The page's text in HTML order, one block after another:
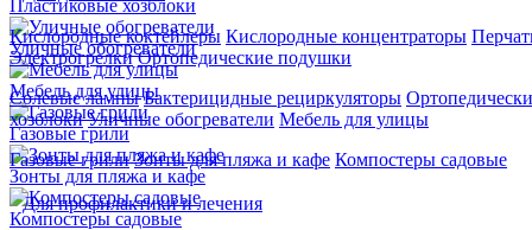
Кислородные коктейлеры Кислородные концентраторы
Электрогрелки Ортопедические подушки
Солевые лампы Бактерицидные рециркуляторы
хозблоки Уличные обогреватели Мебель для улицы
Газовые грили Зонты для пляжа и кафе Компостеры садовые
Для профилактики и лечения
Пластиковые хозблоки
Уличные обогреватели
Мебель для улицы
Газовые грили
Зонты для пляжа и кафе
Компостеры садовые